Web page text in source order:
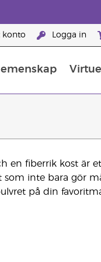
konto Logga in
en fiberrik kost är
som inte bara gör
på din